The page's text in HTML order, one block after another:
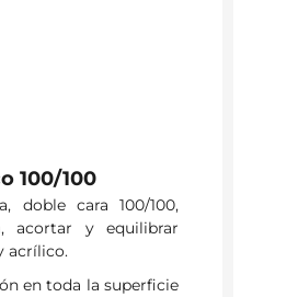
100/100
doble cara 100/100,
acortar y equilibrar
acrílico.
en toda la superficie